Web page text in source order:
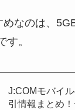
なのは、
す。
J:COMモバイ
引情報まとめ